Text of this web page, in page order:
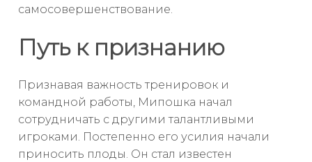
самосовершенствование.
Путь к признанию
Признавая важность тренировок и
командной работы, Мипошка начал
сотрудничать с другими талантливыми
игроками. Постепенно его усилия начали
приносить плоды. Он стал известен